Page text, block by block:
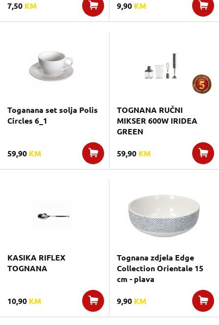
7,50 KM 9,90 KM
Toganana set solja Polis
Circles 6_1
59,90 KM
TOGNANA RUČNI
MIKSER 600W IRIDEA
GREEN
59,90 KM
KASIKA RIFLEX
TOGNANA
10,90 KM
Tognana zdjela Edge
Collection Orientale 15
cm - plava
9,90 KM